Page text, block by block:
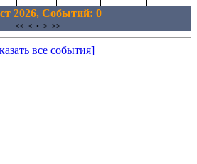
2026, Cобытий: 0
<< < • > >>
все события]